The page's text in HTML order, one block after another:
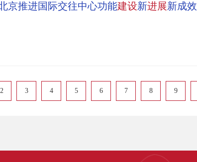
京推进国际交往中心功能建设新进展新成效
2 3 4 5 6 7 8 9